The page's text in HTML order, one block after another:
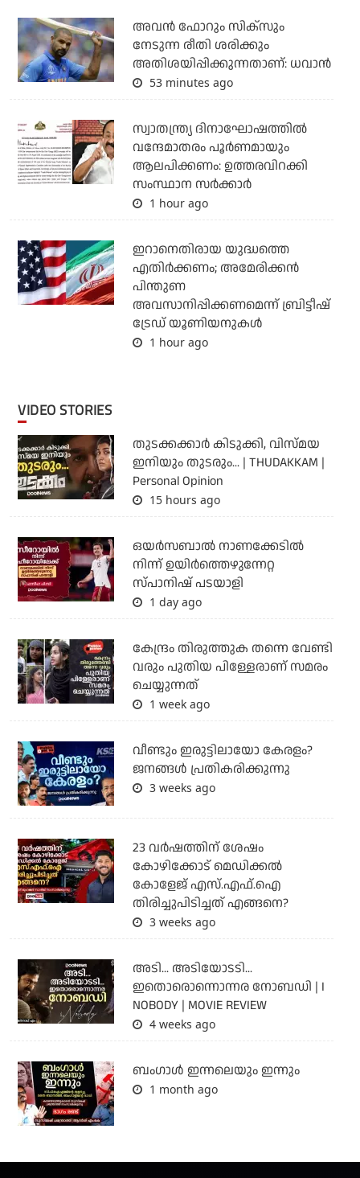
അവന്‍ ഫോറും സിക്സും
നേടുന്ന രീതി ശരിക്കും
അതിശയിപ്പിക്കുന്നതാണ്: ധവാന്‍
53 minutes ago
സ്വാതന്ത്ര്യ ദിനാഘോഷത്തില്‍
വന്ദേമാതരം പൂര്‍ണമായും
ആലപിക്കണം: ഉത്തരവിറക്കി
സംസ്ഥാന സര്‍ക്കാര്‍
1 hour ago
ഇറാനെതിരായ യുദ്ധത്തെ
എതിര്‍ക്കണം; അമേരിക്കന്‍
പിന്തുണ
അവസാനിപ്പിക്കണമെന്ന് ബ്രിട്ടീഷ്
ട്രേഡ് യൂണിയനുകള്‍
1 hour ago
VIDEO STORIES
തുടക്കക്കാര്‍ കിടുക്കി, വിസ്മയ
ഇനിയും തുടരും... | THUDAKKAM |
Personal Opinion
15 hours ago
ഒയര്‍സബാൽ നാണക്കേടിൽ
നിന്ന് ഉയിർത്തെഴുന്നേറ്റ
സ്പാനിഷ് പടയാളി
1 day ago
കേന്ദ്രം തിരുത്തുക തന്നെ വേണ്ടി
വരും പുതിയ പിള്ളേരാണ് സമരം
ചെയ്യുന്നത്
1 week ago
വീണ്ടും ഇരുട്ടിലായോ കേരളം?
ജനങ്ങൾ പ്രതികരിക്കുന്നു
3 weeks ago
23 വർഷത്തിന് ശേഷം
കോഴിക്കോട് മെഡിക്കൽ
കോളേജ് എസ്.എഫ്.ഐ
തിരിച്ചുപിടിച്ചത് എങ്ങനെ?
3 weeks ago
അടി... അടിയോടടി...
ഇതൊരൊന്നൊന്നര നോബഡി | I
NOBODY | MOVIE REVIEW
4 weeks ago
ബംഗാള്‍ ഇന്നലെയും ഇന്നും
1 month ago